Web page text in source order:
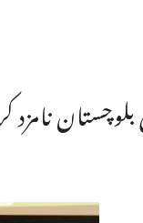
نامزد